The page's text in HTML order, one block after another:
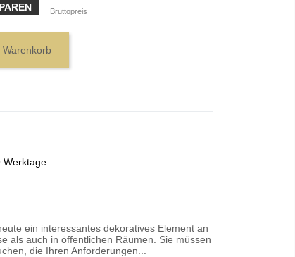
Bruttopreis
Warenkorb
ein interessantes dekoratives Element an
als auch in öffentlichen Räumen. Sie müssen
die Ihren Anforderungen...